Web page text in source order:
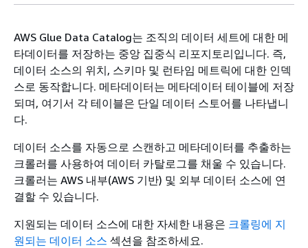
AWS Glue Data Catalog는 조직의 데이터 세트에 대한 메
타데이터를 저장하는 중앙 집중식 리포지토리입니다. 즉,
데이터 소스의 위치, 스키마 및 런타임 메트릭에 대한 인덱
스로 동작합니다. 메타데이터는 메타데이터 테이블에 저장
되며, 여기서 각 테이블은 단일 데이터 스토어를 나타냅니
다.
데이터 소스를 자동으로 스캔하고 메타데이터를 추출하는
크롤러를 사용하여 데이터 카탈로그를 채울 수 있습니다.
크롤러는 AWS 내부(AWS 기반) 및 외부 데이터 소스에 연
결할 수 있습니다.
지원되는 데이터 소스에 대한 자세한 내용은 크롤링에 지
원되는 데이터 소스 섹션을 참조하세요.